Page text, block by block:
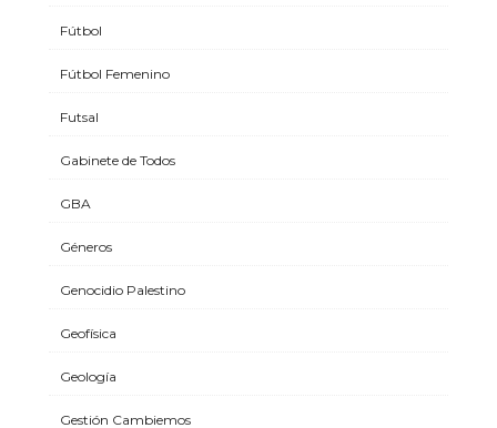
Fútbol
Fútbol Femenino
Futsal
Gabinete de Todos
GBA
Géneros
Genocidio Palestino
Geofísica
Geología
Gestión Cambiemos